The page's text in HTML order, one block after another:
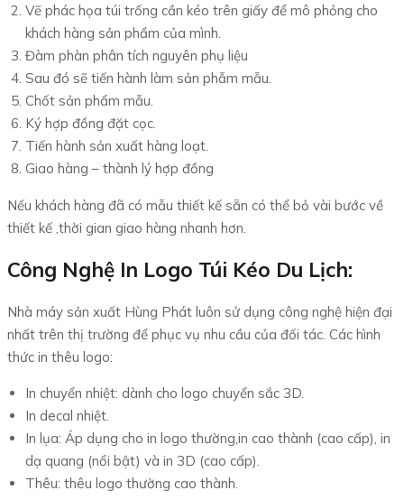
Vẽ phác họa túi trống cần kéo trên giấy để mô phỏng cho
khách hàng sản phẩm của mình.
Đàm phàn phân tích nguyên phụ liệu
Sau đó sẽ tiến hành làm sản phẫm mẫu.
Chốt sản phẩm mẫu.
Ký hợp đồng đặt cọc.
Tiến hành sản xuất hàng loạt.
Giao hàng – thành lý hợp đồng
Nếu khách hàng đã có mẫu thiết kế sẵn có thể bỏ vài bước về
thiết kế ,thời gian giao hàng nhanh hơn.
Công Nghệ In Logo Túi Kéo Du Lịch:
Nhà máy sản xuất Hùng Phát luôn sử dụng công nghệ hiện đại
nhất trên thị trường để phục vụ nhu cầu của đối tác. Các hình
thức in thêu logo:
In chuyển nhiệt: dành cho logo chuyển sắc 3D.
In decal nhiệt.
In lụa: Áp dụng cho in logo thường,in cao thành (cao cấp), in
dạ quang (nổi bật) và in 3D (cao cấp).
Thêu: thêu logo thường cao thành.